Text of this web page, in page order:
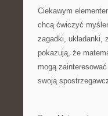
Ciekawym
chcą ćwiczyć
zagadki, układanki,
pokazują, że
mogą
swoją